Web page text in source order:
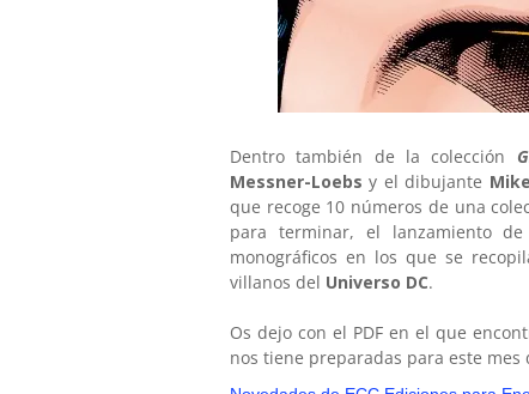
Dentro también de la colección
Messner-Loebs y el dibujante
que recoge 10 números de una
para terminar, el lanzamiento
monográficos en los que se
villanos del Universo DC.
Os dejo con el PDF en el que
nos tiene preparadas para este mes